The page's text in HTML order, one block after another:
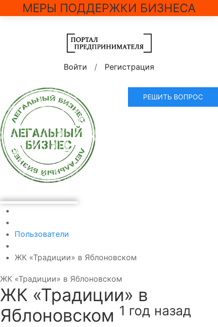
МЕРЫ ПОДДЕРЖКИ БИЗНЕСА
Войти / Регистрация
РЕШИТЬ ВОПРОС
Пользователи
ЖК «Традиции» в Яблоновском
ЖК «Традиции» в Яблоновском
ЖК «Традиции» в
Яблоновском 1 год назад